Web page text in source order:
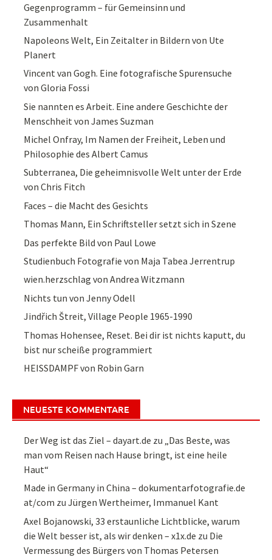
Gegenprogramm – für Gemeinsinn und
Zusammenhalt
Napoleons Welt, Ein Zeitalter in Bildern von Ute
Planert
Vincent van Gogh. Eine fotografische Spurensuche
von Gloria Fossi
Sie nannten es Arbeit. Eine andere Geschichte der
Menschheit von James Suzman
Michel Onfray, Im Namen der Freiheit, Leben und
Philosophie des Albert Camus
Subterranea, Die geheimnisvolle Welt unter der Erde
von Chris Fitch
Faces – die Macht des Gesichts
Thomas Mann, Ein Schriftsteller setzt sich in Szene
Das perfekte Bild von Paul Lowe
Studienbuch Fotografie von Maja Tabea Jerrentrup
wien.herzschlag von Andrea Witzmann
Nichts tun von Jenny Odell
Jindřich Štreit, Village People 1965-1990
Thomas Hohensee, Reset. Bei dir ist nichts kaputt, du
bist nur scheiße programmiert
HEISSDAMPF von Robin Garn
NEUESTE KOMMENTARE
Der Weg ist das Ziel – dayart.de zu „Das Beste, was
man vom Reisen nach Hause bringt, ist eine heile
Haut“
Made in Germany in China – dokumentarfotografie.de
at/com zuJürgen Wertheimer, Immanuel Kant
Axel Bojanowski, 33 erstaunliche Lichtblicke, warum
die Welt besser ist, als wir denken – x1x.de zu Die
Vermessung des Bürgers von Thomas Petersen